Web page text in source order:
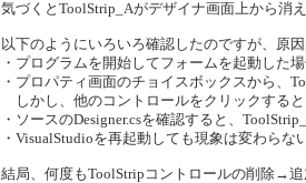
気づくとToolStrip_Aがデザイナ画面上から消え
以下のようにいろいろ確認したのですが、原
・プログラムを開始してフォームを起動した
・プロパティ画面のチョイスボックスから、
しかし、他のコントロールをクリックすると
・ソースのDesigner.csを確認すると、
・VisualStudioを再起動しても現象は変わらない
結局、何度もToolStripコントロールの削除→追